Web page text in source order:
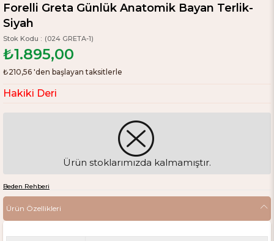
Forelli Greta Günlük Anatomik Bayan Terlik-
Siyah
(024 GRETA-1)
₺1.895,00
₺210,56 'den başlayan taksitlerle
Hakiki Deri
Ürün stoklarımızda kalmamıştır.
Beden Rehberi
Ürün Özellikleri